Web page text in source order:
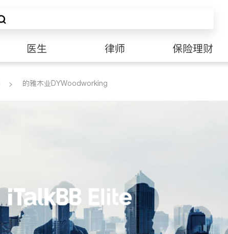
医生 律师 保险理财
的雅木业DYWoodworking